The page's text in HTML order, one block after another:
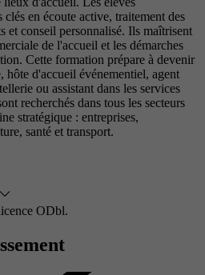
en écoute active, traitement des
et conseil personnalisé. Ils maîtrisent
de l'accueil et les démarches
Cette formation prépare à devenir
hôte d'accueil événementiel, agent
ou assistant dans les services
recherchés dans tous les secteurs
stratégique : entreprises,
santé et transport.
ODbl.